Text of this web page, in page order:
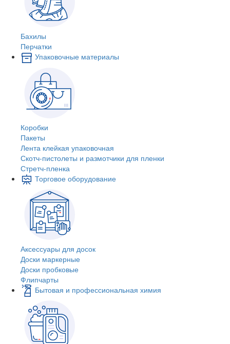
Бахилы
Перчатки
Упаковочные материалы
Коробки
Пакеты
Лента клейкая упаковочная
Скотч-пистолеты и размотчики для пленки
Стретч-пленка
Торговое оборудование
Аксессуары для досок
Доски маркерные
Доски пробковые
Флипчарты
Бытовая и профессиональная химия